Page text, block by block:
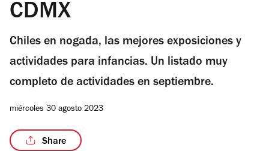
CDMX
Chiles en nogada, las mejores exposiciones y
actividades para infancias. Un listado muy
completo de actividades en septiembre.
miércoles 30 agosto 2023
Share